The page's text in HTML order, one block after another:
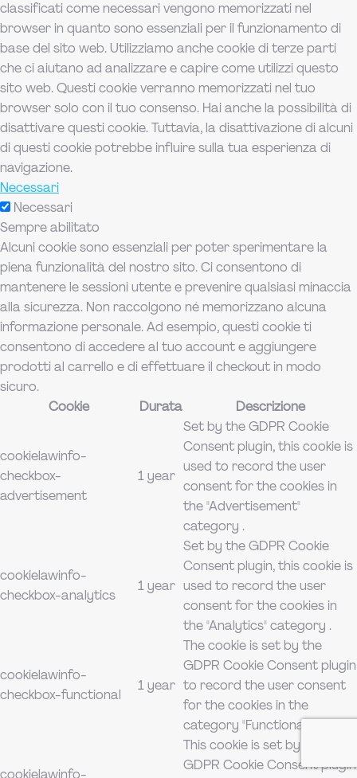
classificati come necessari vengono memorizzati nel
browser in quanto sono essenziali per il funzionamento di
base del sito web. Utilizziamo anche cookie di terze parti
che ci aiutano ad analizzare e capire come utilizzi questo
sito web. Questi cookie verranno memorizzati nel tuo
browser solo con il tuo consenso. Hai anche la possibilità di
disattivare questi cookie. Tuttavia, la disattivazione di alcuni
di questi cookie potrebbe influire sulla tua esperienza di
navigazione.
Necessari
Necessari
Sempre abilitato
Alcuni cookie sono essenziali per poter sperimentare la
piena funzionalità del nostro sito. Ci consentono di
mantenere le sessioni utente e prevenire qualsiasi minaccia
alla sicurezza. Non raccolgono né memorizzano alcuna
informazione personale. Ad esempio, questi cookie ti
consentono di accedere al tuo account e aggiungere
prodotti al carrello e di effettuare il checkout in modo
sicuro.
Cookie
Durata Descrizione
cookielawinfo-
checkbox-
advertisement
1 year
Set by the GDPR Cookie
Consent plugin, this cookie is
used to record the user
consent for the cookies in
the "Advertisement"
category .
cookielawinfo-
checkbox-analytics
1 year
Set by the GDPR Cookie
Consent plugin, this cookie is
used to record the user
consent for the cookies in
the "Analytics" category .
cookielawinfo-
checkbox-functional
1 year
The cookie is set by the
GDPR Cookie Consent plugin
to record the user consent
for the cookies in the
category "Functional".
cookielawinfo-
This cookie is set by the
GDPR Cookie Consent plugin